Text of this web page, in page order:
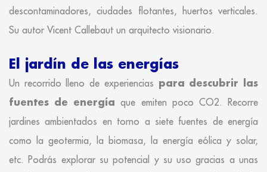
descontaminadores, ciudades flotantes, huertos verticales.
Su autor Vicent Callebaut un arquitecto visionario.
El jardín de las energías
Un recorrido lleno de experiencias para descubrir las
fuentes de energía que emiten poco CO2. Recorre
jardines ambientados en torno a siete fuentes de energía
como la geotermia, la biomasa, la energía eólica y solar,
etc. Podrás explorar su potencial y su uso gracias a unas